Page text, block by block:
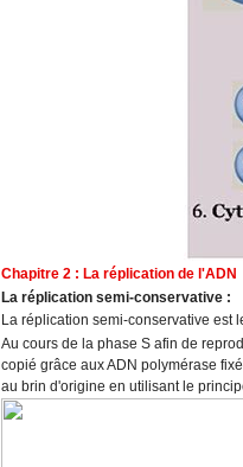
Chapitre 2 : La réplication de l'ADN
La réplication semi-conservative :
La réplication semi-conservative est
Au cours de la phase S afin de
copié grâce aux ADN polymérase
au brin d'origine en utilisant le